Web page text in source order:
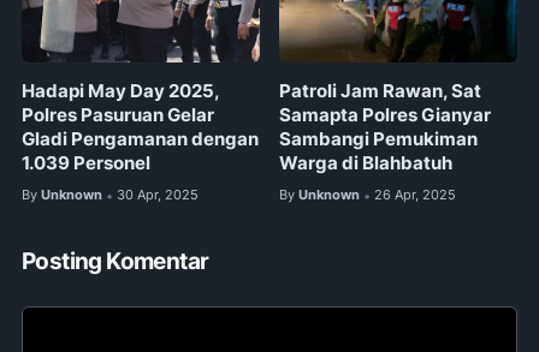
Hadapi May Day 2025,
Polres Pasuruan Gelar
Gladi Pengamanan dengan
1.039 Personel
By Unknown • 30 Apr, 2025
Patroli Jam Rawan, Sat
Samapta Polres Gianyar
Sambangi Pemukiman
Warga di Blahbatuh
By Unknown • 26 Apr, 2025
Posting Komentar